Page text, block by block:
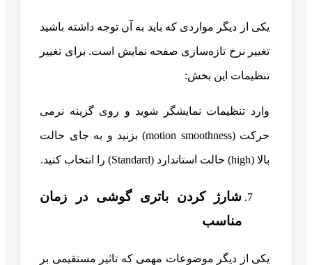
یکی از دیگر مواردی که باید به آن توجه داشته باشید
تغییر نرخ تازه‌سازی صفحه نمایش است. برای تغییر
تنظیمات این بخش:
وارد تنظیمات نمایشگر شوید و روی گزینه نرمی
حرکت (motion smoothness) بزنید و به جای حالت
بالا (high) حالت استاندارد (Standard) را انتخاب کنید.
شارژ کردن باتری گوشی در زمان
مناسب
یکی از دیگر موضوعات مهمی که تاثیر مستقیمی بر